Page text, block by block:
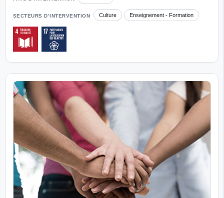
SECTEURS D’INTERVENTION Culture Enseignement - Formation